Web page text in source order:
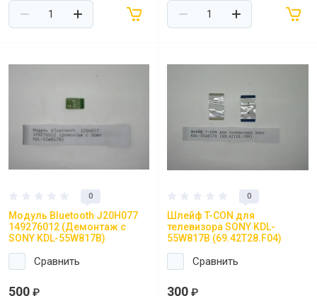
0
Модуль Bluetooth J20H077
149276012 (Демонтаж с
SONY KDL-55W817B)
Сравнить
500 ₽
0
Шлейф T-CON для
телевизора SONY KDL-
55W817B (69.42T28.F04)
Сравнить
300 ₽